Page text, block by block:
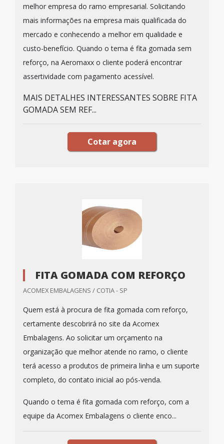
melhor empresa do ramo empresarial. Solicitando
mais informações na empresa mais qualificada do
mercado e conhecendo a melhor em qualidade e
custo-benefício. Quando o tema é fita gomada sem
reforço, na Aeromaxx o cliente poderá encontrar
assertividade com pagamento acessível.
MAIS DETALHES INTERESSANTES SOBRE FITA
GOMADA SEM REF...
Cotar agora
FITA GOMADA COM REFORÇO
ACOMEX EMBALAGENS / COTIA - SP
Quem está à procura de fita gomada com reforço,
certamente descobrirá no site da Acomex
Embalagens. Ao solicitar um orçamento na
organização que melhor atende no ramo, o cliente
terá acesso a produtos de primeira linha e um suporte
completo, do contato inicial ao pós-venda.
Quando o tema é fita gomada com reforço, com a
equipe da Acomex Embalagens o cliente enco...